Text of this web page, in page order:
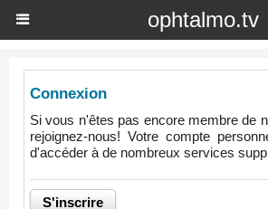
ophtalmo.tv
Connexion
Si vous n'êtes pas encore membre de
rejoignez-nous! Votre compte
d'accéder à de nombreux services